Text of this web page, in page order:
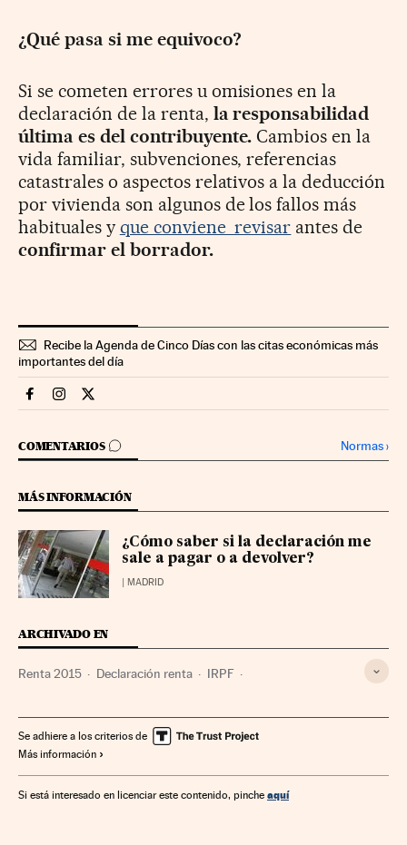
¿Qué pasa si me equivoco?
Si se cometen errores u omisiones en la
declaración de la renta, la responsabilidad
última es del contribuyente. Cambios en la
vida familiar, subvenciones, referencias
catastrales o aspectos relativos a la deducción
por vivienda son algunos de los fallos más
habituales y que conviene revisar antes de
confirmar el borrador.
Recibe la Agenda de Cinco Días con las citas económicas más
importantes del día
Declaracion Renta Cinco Días en Facebook
Declaracion Renta Cinco Días en Instagram
Declaracion Renta Cinco Días en Twitter
COMENTARIOS
IR A LOS COMENTARIOS Normas›
MÁS INFORMACIÓN
¿Cómo saber si la declaración me
sale a pagar o a devolver?
| MADRID
ARCHIVADO EN
Renta 2015 Declaración renta IRPF
Agencias Estatales Tributos Finanzas públicas
Se adhiere a los criterios de
Más información
Si está interesado en licenciar este contenido, pinche aquí